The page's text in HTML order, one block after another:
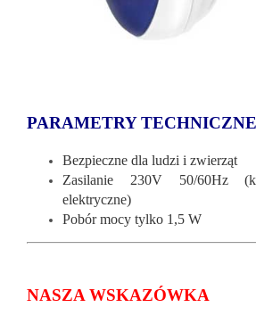
PARAMETRY TECHNICZNE
Bezpieczne dla ludzi i zwierząt
Zasilanie 230V 50/60Hz
elektryczne)
Pobór mocy tylko 1,5 W
NASZA WSKAZÓWKA